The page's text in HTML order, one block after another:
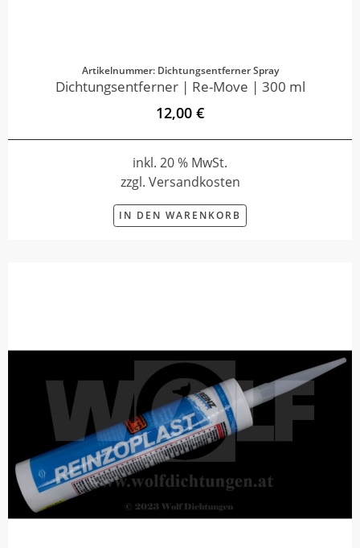
Artikelnummer: Dichtungsentferner Spray
Dichtungsentferner | Re-Move | 300 ml
12,00 €
inkl. 20 % MwSt.
zzgl. Versandkosten
IN DEN WARENKORB